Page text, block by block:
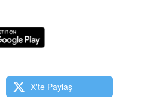
X'te Paylaş